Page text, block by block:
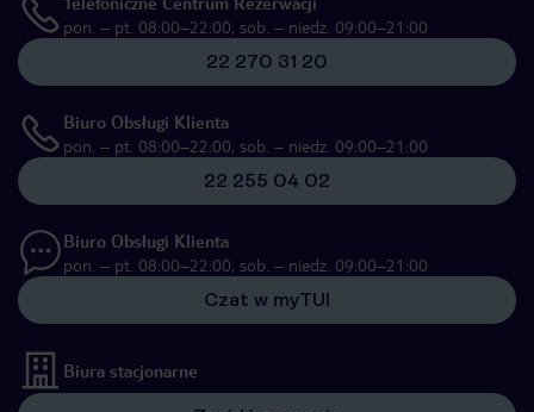
pon. – pt. 08:00–22:00, sob. – niedz. 09:00–21:00
22 270 31 20
Biuro Obsługi Klienta
pon. – pt. 08:00–22:00, sob. – niedz. 09:00–21:00
22 255 04 02
Biuro Obsługi Klienta
pon. – pt. 08:00–22:00, sob. – niedz. 09:00–21:00
Czat w myTUI
Biura stacjonarne